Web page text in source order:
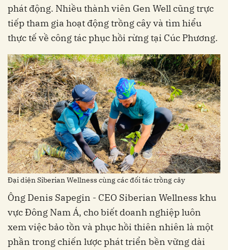
phát động. Nhiều thành viên Gen Well cũng trực
tiếp tham gia hoạt động trồng cây và tìm hiểu
thực tế về công tác phục hồi rừng tại Cúc Phương.
Đại diện Siberian Wellness cùng các đối tác trồng cây
Ông Denis Sapegin - CEO Siberian Wellness khu
vực Đông Nam Á, cho biết doanh nghiệp luôn
xem việc bảo tồn và phục hồi thiên nhiên là một
phần trong chiến lược phát triển bền vững dài